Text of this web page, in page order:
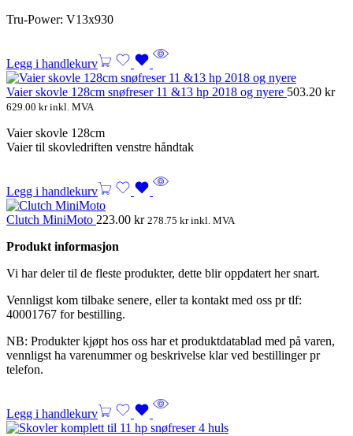
Tru-Power: V13x930
Legg i handlekurv
Vaier skovle 128cm snøfreser 11 &13 hp 2018 og nyere 503.20 kr
629.00 krinkl. MVA
Vaier skovle 128cm
Vaier til skovledriften venstre håndtak
Legg i handlekurv
Clutch MiniMoto 223.00 kr 278.75 krinkl. MVA
Produkt informasjon
Vi har deler til de fleste produkter, dette blir oppdatert her snart.
Vennligst kom tilbake senere, eller ta kontakt med oss pr tlf:
40001767 for bestilling.
NB: Produkter kjøpt hos oss har et produktdatablad med på varen,
vennligst ha varenummer og beskrivelse klar ved bestillinger pr
telefon.
Legg i handlekurv